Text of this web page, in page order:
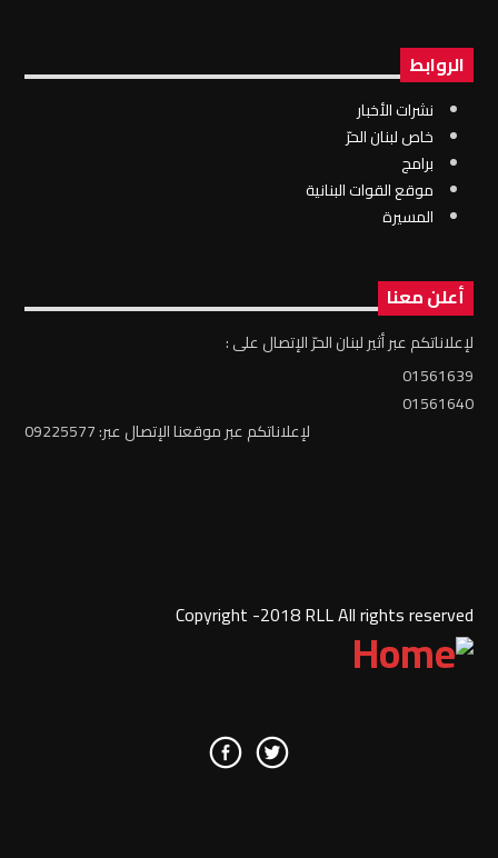
الروابط
نشرات الأخبار
خاص لبنان الحرّ
برامج
موقع القوات البنانية
المسيرة
أعلن معنا
لإعلاناتكم عبر أثير لبنان الحرّ الإتصال على :
01561639
01561640
لإعلاناتكم عبر موقعنا الإتصال عبر: 09225577
Copyright -2018 RLL All rights reserved